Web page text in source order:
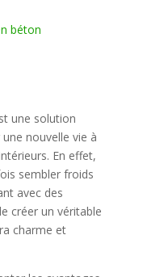
béton
une solution
nouvelle vie à
En effet,
sembler froids
avec des
créer un véritable
charme et